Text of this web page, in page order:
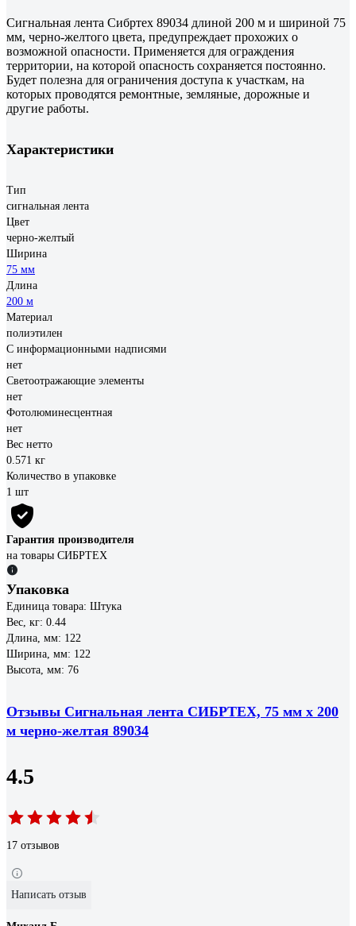
Сигнальная лента Сибртех 89034 длиной 200 м и шириной 75
мм, черно-желтого цвета, предупреждает прохожих о
возможной опасности. Применяется для ограждения
территории, на которой опасность сохраняется постоянно.
Будет полезна для ограничения доступа к участкам, на
которых проводятся ремонтные, земляные, дорожные и
другие работы.
Характеристики
Тип
сигнальная лента
Цвет
черно-желтый
Ширина
75 мм
Длина
200 м
Материал
полиэтилен
С информационными надписями
нет
Светоотражающие элементы
нет
Фотолюминесцентная
нет
Вес нетто
0.571 кг
Количество в упаковке
1 шт
Гарантия производителя
на товары СИБРТЕХ
Упаковка
Единица товара: Штука
Вес, кг: 0.44
Длина, мм: 122
Ширина, мм: 122
Высота, мм: 76
Отзывы Сигнальная лента СИБРТЕХ, 75 мм х 200
м черно-желтая 89034
4.5
17 отзывов
Написать отзыв